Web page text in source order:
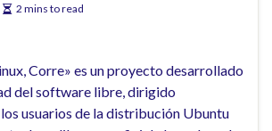
2 mins to read
Corre» es un proyecto desarrollado
del software libre, dirigido
usuarios de la distribución Ubuntu